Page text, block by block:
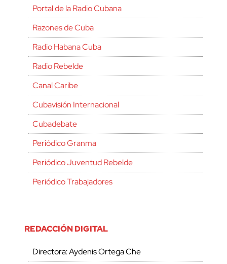
Portal de la Radio Cubana
Razones de Cuba
Radio Habana Cuba
Radio Rebelde
Canal Caribe
Cubavisión Internacional
Cubadebate
Periódico Granma
Periódico Juventud Rebelde
Periódico Trabajadores
REDACCIÓN DIGITAL
Directora: Aydenis Ortega Che